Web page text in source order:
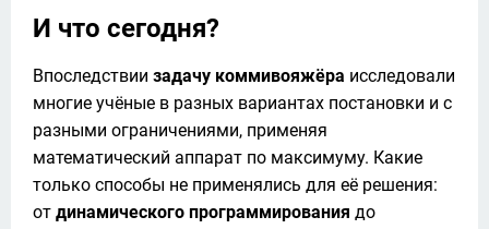
И что сегодня?
Впоследствии задачу коммивояжёра исследовали
многие учёные в разных вариантах постановки и с
разными ограничениями, применяя
математический аппарат по максимуму. Какие
только способы не применялись для её решения:
от динамического программирования